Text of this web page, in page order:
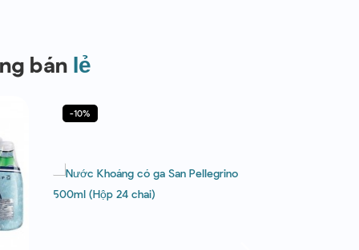
bán lẻ
-10%